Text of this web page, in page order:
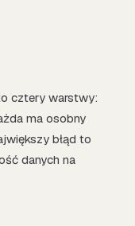
cztery warstwy:
ma osobny
błąd to
danych na